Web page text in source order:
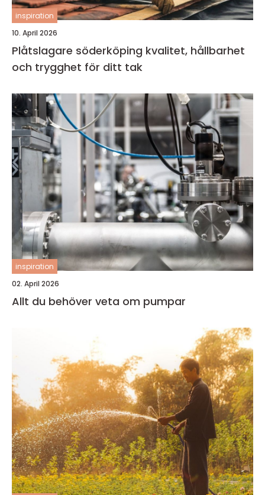
inspiration
10. April 2026
Plåtslagare söderköping kvalitet, hållbarhet
och trygghet för ditt tak
inspiration
02. April 2026
Allt du behöver veta om pumpar